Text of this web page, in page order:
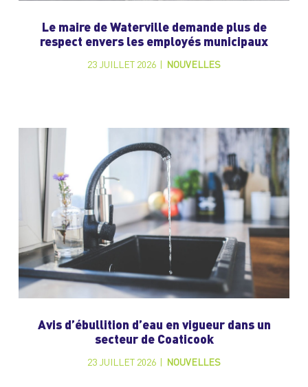
Le maire de Waterville demande plus de
respect envers les employés municipaux
23 JUILLET 2026 NOUVELLES
Avis d’ébullition d’eau en vigueur dans un
secteur de Coaticook
23 JUILLET 2026 NOUVELLES